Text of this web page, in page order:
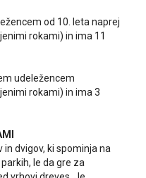
od 10. leta naprej
rokami) in ima 11
udeležencem
rokami) in ima 3
dvigov, ki spominja na
le da gre za